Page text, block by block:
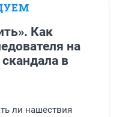
Как
на
в
ли нашествия